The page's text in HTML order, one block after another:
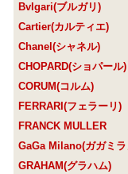
Bvlgari(ブルガリ)
Cartier(カルティエ)
Chanel(シャネル)
CHOPARD(ショパール)
CORUM(コルム)
FERRARI(フェラーリ)
FRANCK MULLER
GaGa Milano(ガガミラ
GRAHAM(グラハム)